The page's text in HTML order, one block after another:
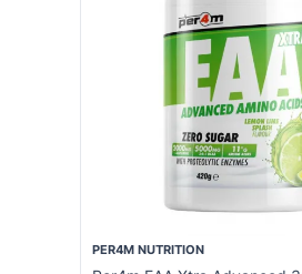
PER4M NUTRITION